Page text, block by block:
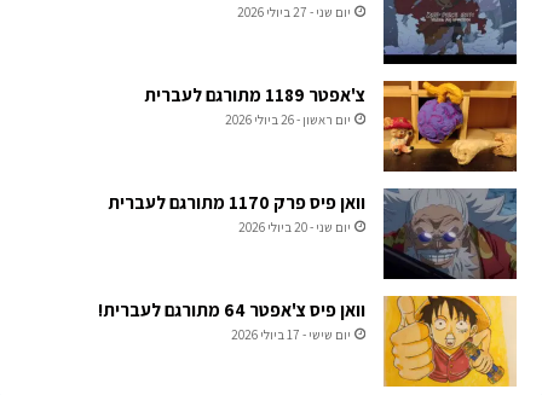
יום שני - 27 ביולי 2026
צ'אפטר 1189 מתורגם לעברית
יום ראשון - 26 ביולי 2026
וואן פיס פרק 1170 מתורגם לעברית
יום שני - 20 ביולי 2026
וואן פיס צ'אפטר 64 מתורגם לעברית!
יום שישי - 17 ביולי 2026